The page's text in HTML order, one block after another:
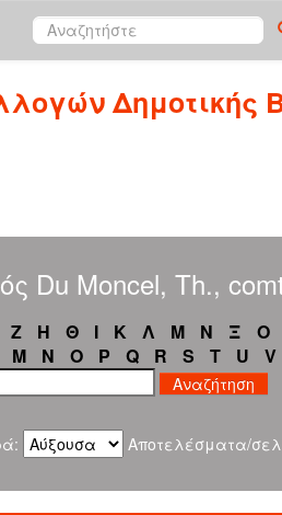
Δημοτικής
Du Moncel, Th.,
Ζ Η Θ Ι Κ Λ Μ Ν Ξ Ο
M N O P Q R S T U V
Αποτελέσματα/